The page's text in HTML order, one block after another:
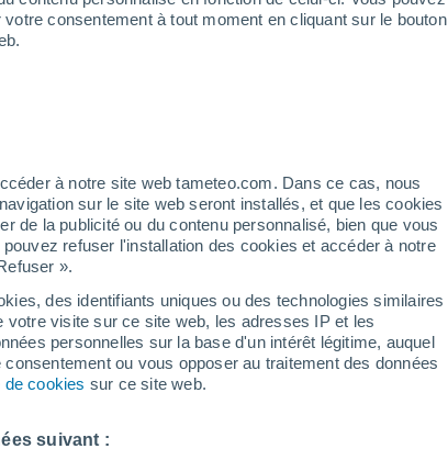
votre consentement à tout moment en cliquant sur le bouton
à notre site web tameteo.com. Dans ce cas, nous
sur le site web seront installés, et que les cookies
de la publicité ou du contenu personnalisé, bien que vous
refuser l'installation des cookies et accéder à notre
».
des identifiants uniques ou des technologies similaires
visite sur ce site web, les adresses IP et les
personnelles sur la base d'un intérêt légitime, auquel
ou vous opposer au traitement des données
de cookies sur ce site web.
suivant :
à Wayanad, en Inde